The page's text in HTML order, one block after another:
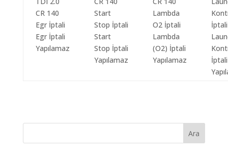
Egr İptali
Yapılamaz
Start
Stop İptali
Yapılamaz
Lambda
(O2) İptali
Yapılamaz
İptali
Ara